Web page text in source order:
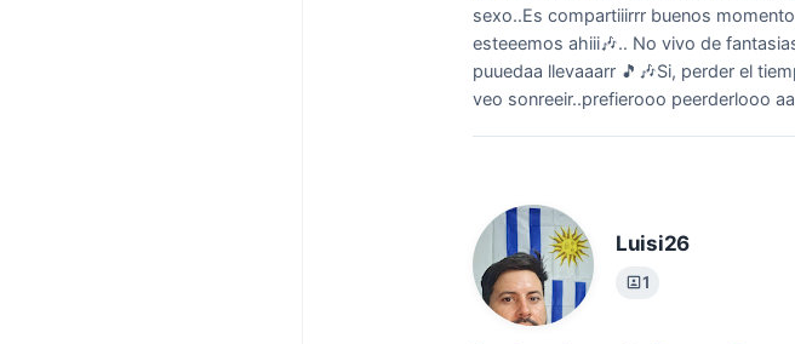
sexo..Es compartiiirrr buenos
esteeemos ahiii🎶.. No vivo de
puuedaa llevaaarr 🎵🎶Si, perder el
veo sonreeir..prefierooo peerderlooo
Luisi26
1